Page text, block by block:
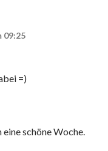
09:25
=)
eine schöne Woche.